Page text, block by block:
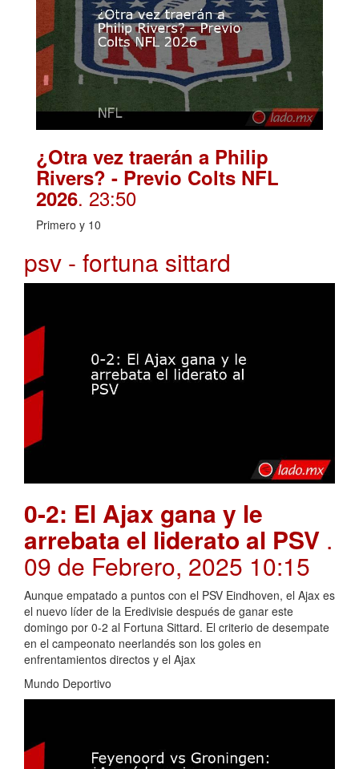
¿Otra vez traerán a Philip
Rivers? - Previo Colts NFL
2026. 23:50
Primero y 10
psv - fortuna sittard
0-2: El Ajax gana y le
arrebata el liderato al PSV .
09 de Febrero, 2025 10:15
Aunque empatado a puntos con el PSV Eindhoven, el Ajax es
el nuevo líder de la Eredivisie después de ganar este
domingo por 0-2 al Fortuna Sittard. El criterio de desempate
en el campeonato neerlandés son los goles en
enfrentamientos directos y el Ajax
Mundo Deportivo